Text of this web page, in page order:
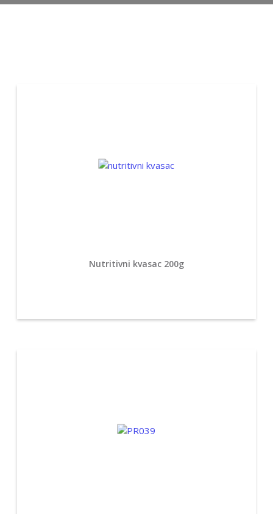
Nutritivni kvasac 200g